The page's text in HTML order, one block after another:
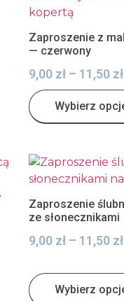
Zaproszenie z
— czerwony
9,00 zł – 11,50 zł
Wybierz
Zaproszenie
ze słonecznikami
9,00 zł – 11,50 zł
Wybierz